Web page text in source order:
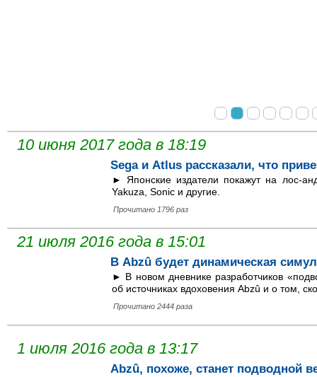
10 июня 2017 года в 18:19
Sega и Atlus рассказали, что
► Японские издатели покажут на лос-
Yakuza, Sonic и другие.
Прочитано 1796 раз
21 июля 2016 года в 15:01
В Abzû будет динамическая
► В новом дневнике разработчиков
об источниках вдоховения Abzû и о том,
Прочитано 2444 раза
1 июля 2016 года в 13:17
Abzû, похоже, станет подводной